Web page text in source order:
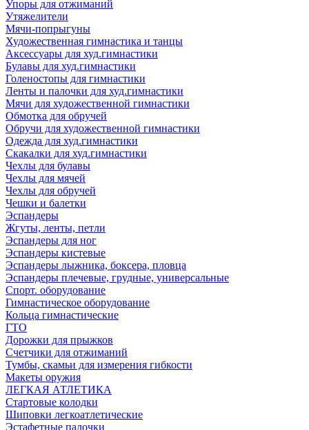
Упоры для отжиманий
Утяжелители
Мячи-попрыгуны
Художественная гимнастика и танцы
Аксессуары для худ.гимнастики
Булавы для худ.гимнастики
Голеностопы для гимнастики
Ленты и палочки для худ.гимнастики
Мячи для художественной гимнастики
Обмотка для обручей
Обручи для художественной гимнастики
Одежда для худ.гимнастики
Скакалки для худ.гимнастики
Чехлы для булавы
Чехлы для мячей
Чехлы для обручей
Чешки и балетки
Эспандеры
Жгуты, ленты, петли
Эспандеры для ног
Эспандеры кистевые
Эспандеры лыжника, боксера, пловца
Эспандеры плечевые, грудные, универсальные
Спорт. оборудование
Гимнастическое оборудование
Кольца гимнастические
ГТО
Дорожки для прыжков
Счетчики для отжиманий
Тумбы, скамьи для измерения гибкости
Макеты оружия
ЛЕГКАЯ АТЛЕТИКА
Стартовые колодки
Шиповки легкоатлетические
Эстафетные палочки